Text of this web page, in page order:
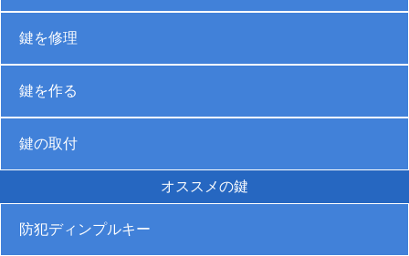
鍵を修理
鍵を作る
鍵の取付
オススメの鍵
防犯ディンプルキー